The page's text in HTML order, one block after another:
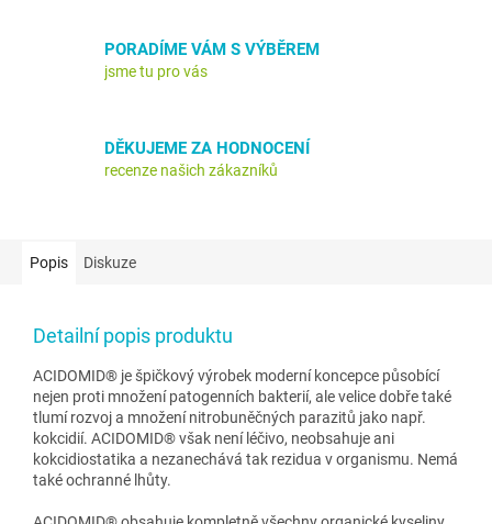
PORADÍME VÁM S VÝBĚREM
jsme tu pro vás
DĚKUJEME ZA HODNOCENÍ
recenze našich zákazníků
Popis Diskuze
Detailní popis produktu
ACIDOMID® je špičkový výrobek moderní koncepce působící
nejen proti množení patogenních bakterií, ale velice dobře také
tlumí rozvoj a množení nitrobuněčných parazitů jako např.
kokcidií. ACIDOMID® však není léčivo, neobsahuje ani
kokcidiostatika a nezanechává tak rezidua v organismu. Nemá
také ochranné lhůty.